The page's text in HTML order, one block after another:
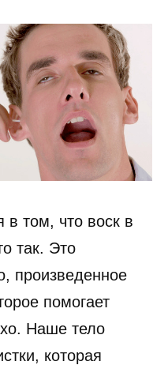
в том, что воск в
так. Это
произведенное
помогает
Наше тело
которая